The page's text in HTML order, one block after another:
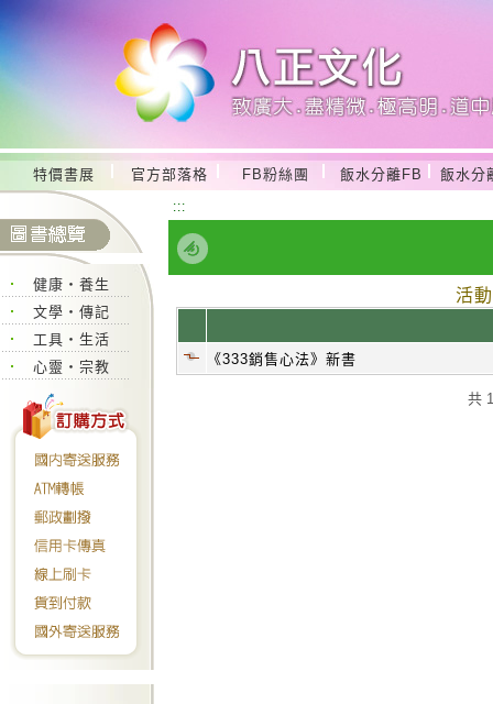
特價書展 官方部落格 FB粉絲團 飯水分離FB 飯水分
健康‧養生
文學‧傳記
工具‧生活
心靈‧宗教
:::
活
《333銷售心法》新書
共